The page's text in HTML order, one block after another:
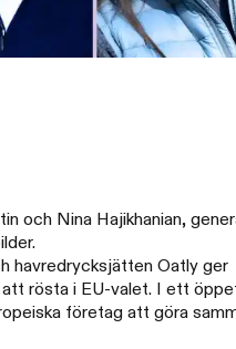
och Nina Hajikhanian,
havredrycksjätten Oatly ger
rösta i EU-valet. I ett
företag att göra